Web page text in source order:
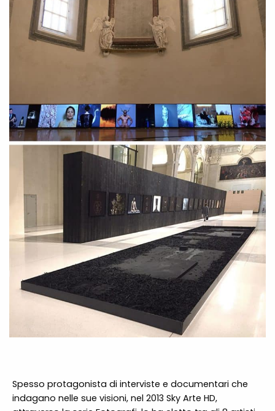
Spesso protagonista di interviste e documentari che
indagano nelle sue visioni, nel 2013 Sky Arte HD,